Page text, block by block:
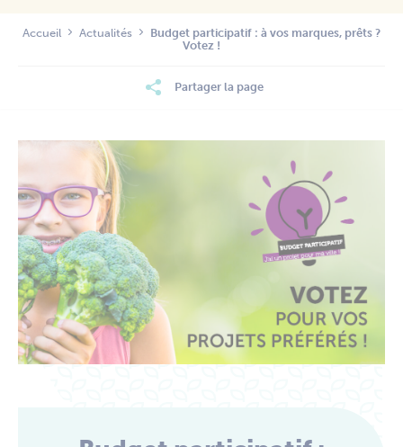
Accueil Actualités
Budget participatif : à vos marques, prêts ?
Votez !
Partager la page